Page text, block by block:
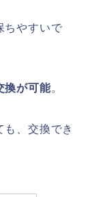
ちやすいで
換が可能。
、交換でき